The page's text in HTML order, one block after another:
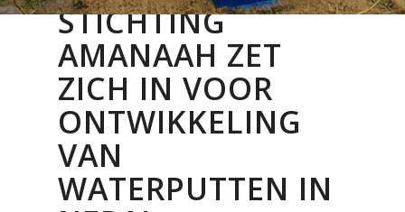
STICHTING
AMANAAH ZET
ZICH IN VOOR
ONTWIKKELING
VAN
WATERPUTTEN IN